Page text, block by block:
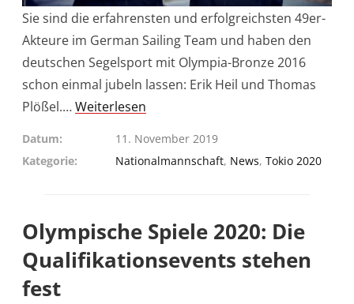
Sie sind die erfahrensten und erfolgreichsten 49er-
Akteure im German Sailing Team und haben den
deutschen Segelsport mit Olympia-Bronze 2016
schon einmal jubeln lassen: Erik Heil und Thomas
Plößel.…Weiterlesen
Datum
11. November 2019
Kategorie
Nationalmannschaft, News, Tokio 2020
Olympische Spiele 2020: Die
Qualifikationsevents stehen
fest